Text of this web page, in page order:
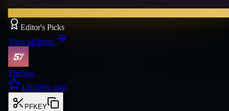
Editor's Picks
View all firms
The5ers
4.8|100% split
PFKEY